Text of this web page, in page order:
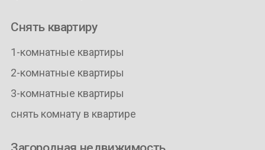
Снять квартиру
1-комнатные квартиры
2-комнатные квартиры
3-комнатные квартиры
снять комнату в квартире